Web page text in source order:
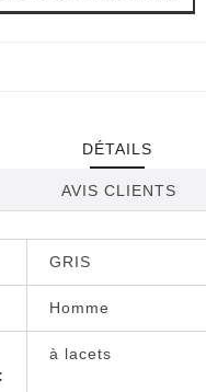
DÉTAILS
AVIS CLIENTS
GRIS
Homme
à lacets